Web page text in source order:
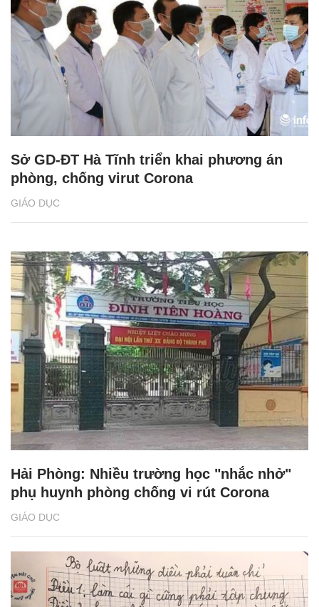
GIÁO DỤC
Sở GD-ĐT Hà Tĩnh triển khai phương án
phòng, chống virut Corona
GIÁO DỤC
Hải Phòng: Nhiều trường học "nhắc nhở"
phụ huynh phòng chống vi rút Corona